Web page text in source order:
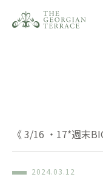
《 3/16 ・17*週末
2024.03.12